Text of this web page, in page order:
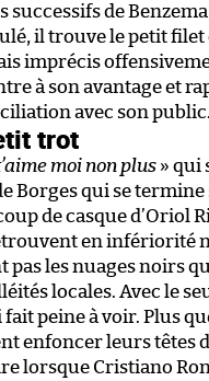
successifs de
il trouve le petit
imprécis
à son avantage et
avec son public.
trot
moi non plus » qui
Borges qui se
de casque d’Oriol
en infériorité
pas les nuages noirs
locales. Avec le
fait peine à voir. Plus
enfoncer leurs têtes
lorsque Cristiano